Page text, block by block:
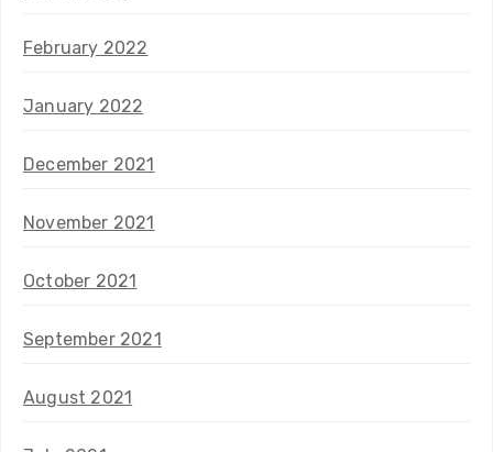
February 2022
January 2022
December 2021
November 2021
October 2021
September 2021
August 2021